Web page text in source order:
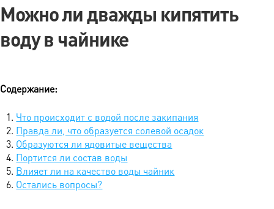
Можно ли дважды кипятить
воду в чайнике
Содержание:
Что происходит с водой после закипания
Правда ли, что образуется солевой осадок
Образуются ли ядовитые вещества
Портится ли состав воды
Влияет ли на качество воды чайник
Остались вопросы?